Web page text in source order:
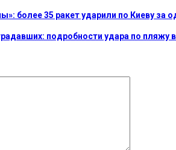
более 35 ракет ударили по Киеву за
подробности удара по пляжу